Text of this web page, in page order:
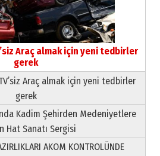
Araç almak için yeni tedbirler
gerek
Araç almak için yeni tedbirler
gerek
Kadim Şehirden Medeniyetlere
Hat Sanatı Sergisi
AKOM KONTROLÜNDE
Yeri